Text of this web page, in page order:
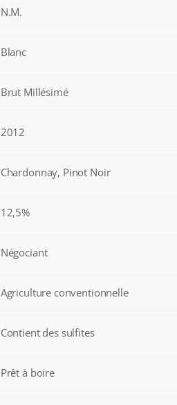
N.M.
Blanc
Brut Millésimé
2012
Chardonnay, Pinot Noir
12,5%
Négociant
Agriculture conventionnelle
Contient des sulfites
Prêt à boire